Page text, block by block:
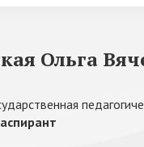
Ольга
аспирант